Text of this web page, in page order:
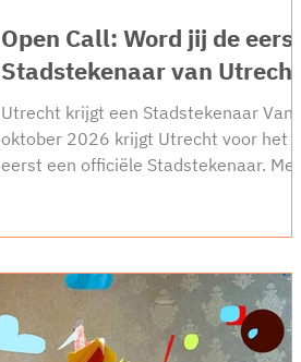
Open Call: Word jij de eerste
Stadstekenaar van Utrecht?
Utrecht krijgt een Stadstekenaar Vanaf
oktober 2026 krijgt Utrecht voor het
eerst een officiële Stadstekenaar. Met
tekenaar uit Utrecht benoemd die de
stad observeert, onderzoekt en
verbeeldt vanuit een actueel
maatschappelijk thema dat aansluit bij
de kernwaarden en ambities van